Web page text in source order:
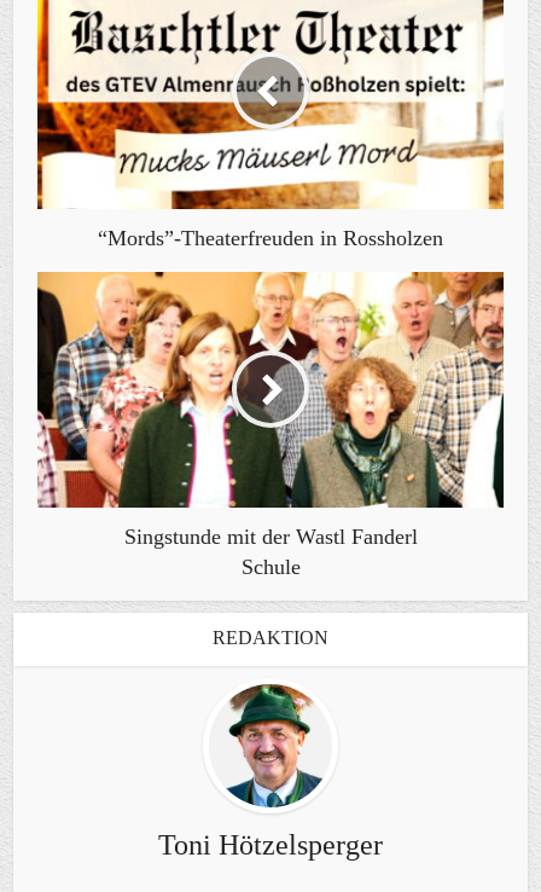
“Mords”-Theaterfreuden in Rossholzen
Singstunde mit der Wastl Fanderl
Schule
REDAKTION
Toni Hötzelsperger